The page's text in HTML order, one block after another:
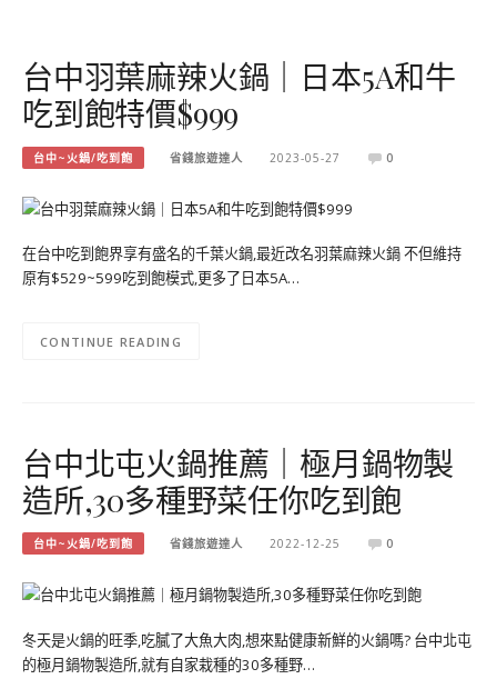
台中羽葉麻辣火鍋｜日本5A和牛
吃到飽特價$999
台中~火鍋/吃到飽 省錢旅遊達人 2023-05-27 0
在台中吃到飽界享有盛名的千葉火鍋,最近改名羽葉麻辣火鍋 不但維持
原有$529~599吃到飽模式,更多了日本5A…
CONTINUE READING
台中北屯火鍋推薦｜極月鍋物製
造所,30多種野菜任你吃到飽
台中~火鍋/吃到飽 省錢旅遊達人 2022-12-25 0
冬天是火鍋的旺季,吃膩了大魚大肉,想來點健康新鮮的火鍋嗎? 台中北屯
的極月鍋物製造所,就有自家栽種的30多種野…